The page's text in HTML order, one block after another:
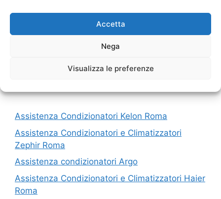
Accetta
Nega
Visualizza le preferenze
Assistenza Condizionatori Kelon Roma
Assistenza Condizionatori e Climatizzatori
Zephir Roma
Assistenza condizionatori Argo
Assistenza Condizionatori e Climatizzatori Haier
Roma